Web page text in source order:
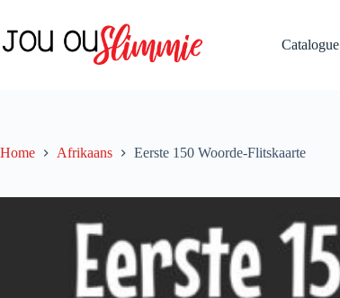
Catalogue
Home Afrikaans Eerste 150 Woorde-Flitskaarte